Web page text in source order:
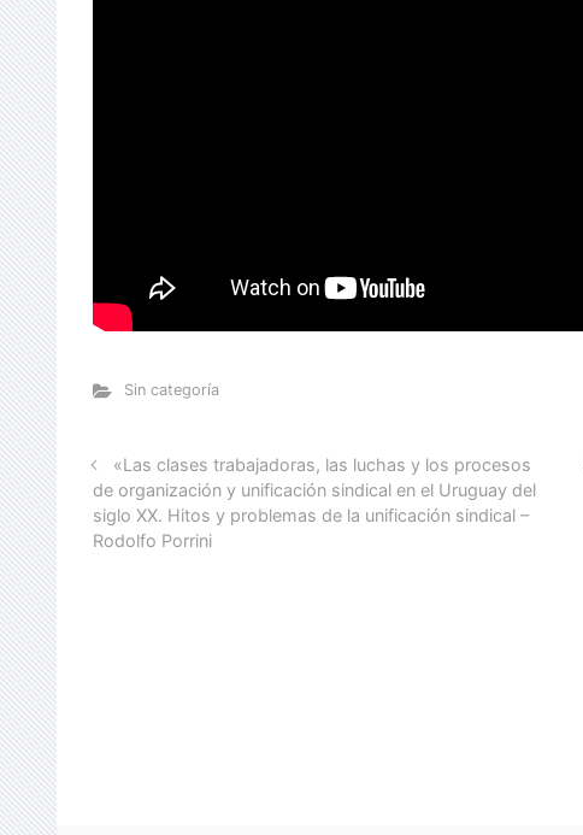
Sin categoría
«Las clases trabajadoras, las luchas y los procesos
de organización y unificación sindical en el Uruguay del
siglo XX. Hitos y problemas de la unificación sindical –
Rodolfo Porrini